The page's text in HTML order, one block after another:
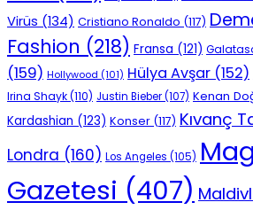
Virüs (134) Cristiano Ronaldo (117)
Fashion (218) Fransa (121)
(159) Hollywood (101) Hülya Avşar (152)
Irina Shayk(110) Justin Bieber(107) Kenan
Kardashian (123) Konser (117) Kıvanç
Londra (160) Los Angeles (105)
Gazetesi (407)